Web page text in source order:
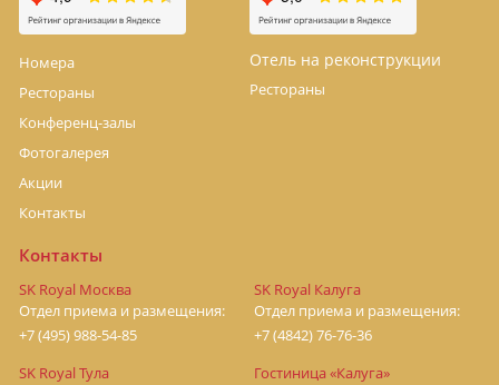
Номера
Рестораны
Конференц-залы
Фотогалерея
Акции
Контакты
Отель на реконструкции
Рестораны
Контакты
SK Royal Москва
Отдел приема и размещения:
+7 (495) 988-54-85
SK Royal Калуга
Отдел приема и размещения:
+7 (4842) 76-76-36
SK Royal Тула
Гостиница «Калуга»